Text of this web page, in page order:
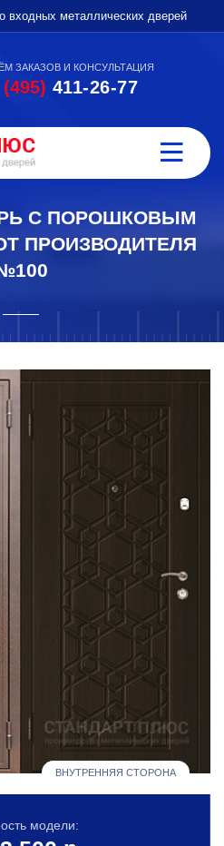
входных металлических дверей
ЗАКАЗОВ И КОНСУЛЬТАЦИЯ
411-26-77
С ПОРОШКОВЫМ
ПРОИЗВОДИТЕЛЯ
ВНУТРЕННЯЯ СТОРОНА
модели: